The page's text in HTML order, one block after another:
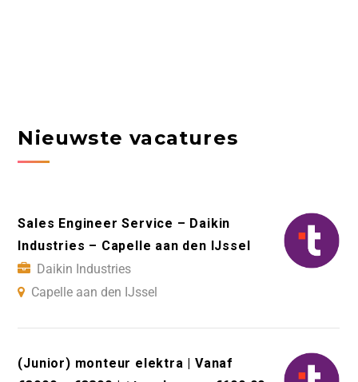
Nieuwste vacatures
Sales Engineer Service – Daikin
Industries – Capelle aan den IJssel
Daikin Industries
Capelle aan den IJssel
(Junior) monteur elektra | Vanaf